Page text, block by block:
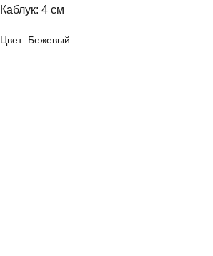
Каблук: 4 см
Цвет: Бежевый